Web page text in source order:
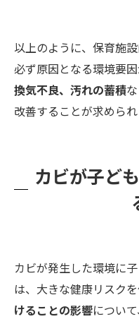
以上のように、保育施
必ず原因となる環境要因
換気不良、汚れの蓄積
改善することが求められ
カビが子ど
カビが発生した環境に
は、大きな健康リスクを
けることの影響につい